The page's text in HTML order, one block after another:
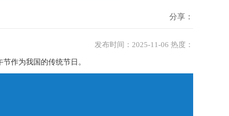
分享：
发布时间：2025-11-06 热度：
作为我国的传统节日。